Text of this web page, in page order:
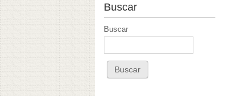
Buscar
Buscar